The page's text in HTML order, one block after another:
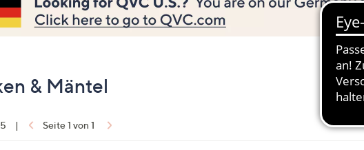
& Mäntel
| Seite 1 von 1